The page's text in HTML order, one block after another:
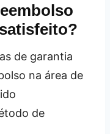
de garantia
na área de
de